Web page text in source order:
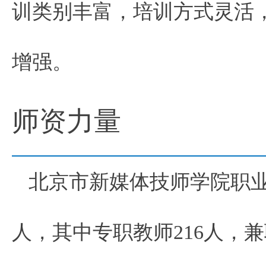
训类别丰富，培训方式灵活
增强。
师资力量
北京市新媒体技师学院职
人，其中专职教师216人，